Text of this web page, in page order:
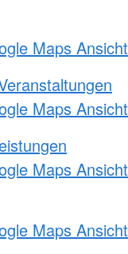
Maps Ansicht
Maps Ansicht
Maps Ansicht
Maps Ansicht